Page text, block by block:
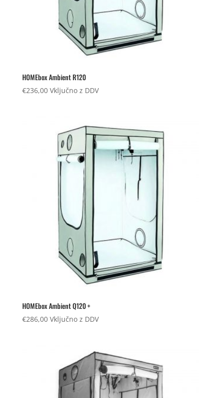
HOMEbox Ambient R120
€236,00 Vključno z DDV
HOMEbox Ambient Q120 +
€286,00 Vključno z DDV